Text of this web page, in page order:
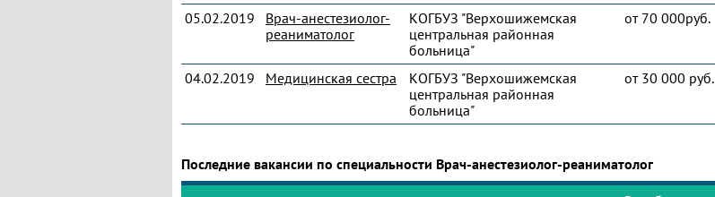
05.02.2019
Врач-анестезиолог-
реаниматолог
КОГБУЗ "Верхошижемская
центральная районная
больница"
от 70 000руб.
04.02.2019 Медицинская сестра
КОГБУЗ "Верхошижемская
центральная районная
больница"
от 30 000 руб.
Последние вакансии по специальности Врач-анестезиолог-реаниматолог